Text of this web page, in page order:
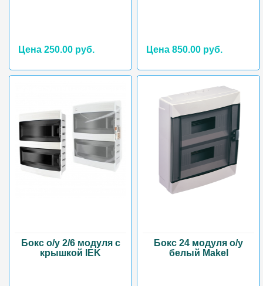
Цена 250.00 руб. Цена 850.00 руб.
Бокс о/у 2/6 модуля с
крышкой IEK
Бокс 24 модуля о/у
белый Makel